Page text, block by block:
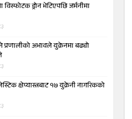
विस्फोटक ड्रोन भेटिएपछि जर्मनीमा
प्रणालीको अभावले युक्रेनमा बढ्यो
क्षेप्यास्त्रबाट १७ युक्रेनी नागरिकको